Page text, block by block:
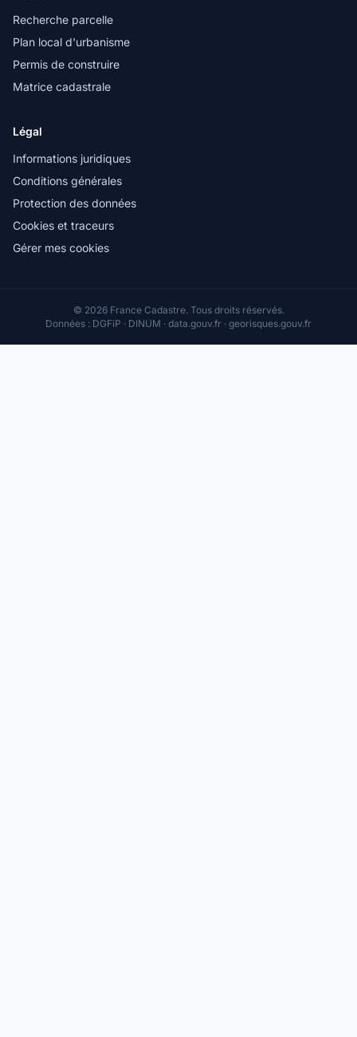
Recherche parcelle
Plan local d'urbanisme
Permis de construire
Matrice cadastrale
Légal
Informations juridiques
Conditions générales
Protection des données
Cookies et traceurs
Gérer mes cookies
© 2026 France Cadastre. Tous droits réservés.
Données : DGFiP · DINUM · data.gouv.fr · georisques.gouv.fr